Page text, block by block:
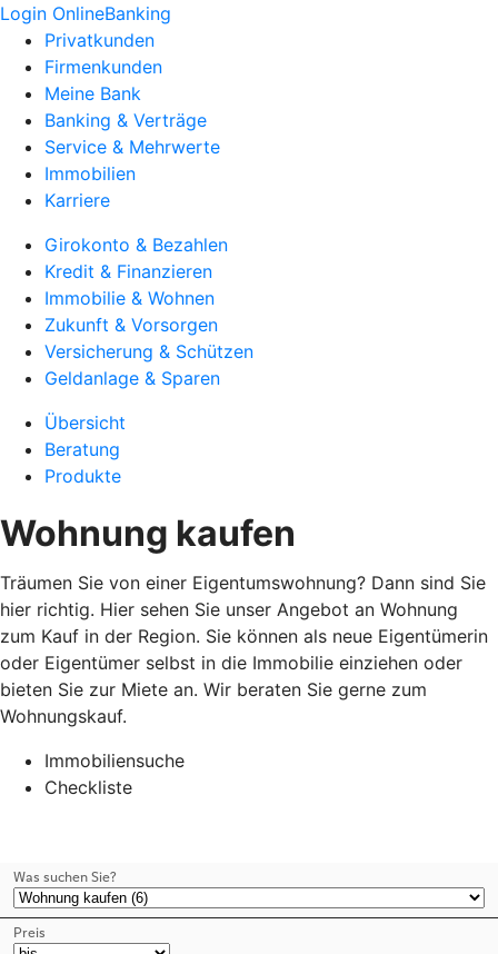
Login OnlineBanking
Privatkunden
Firmenkunden
Meine Bank
Banking & Verträge
Service & Mehrwerte
Immobilien
Karriere
Girokonto & Bezahlen
Kredit & Finanzieren
Immobilie & Wohnen
Zukunft & Vorsorgen
Versicherung & Schützen
Geldanlage & Sparen
Übersicht
Beratung
Produkte
Wohnung kaufen
Träumen Sie von einer Eigentumswohnung? Dann sind Sie
hier richtig. Hier sehen Sie unser Angebot an Wohnung
zum Kauf in der Region. Sie können als neue Eigentümerin
oder Eigentümer selbst in die Immobilie einziehen oder
bieten Sie zur Miete an. Wir beraten Sie gerne zum
Wohnungskauf.
Immobiliensuche
Checkliste